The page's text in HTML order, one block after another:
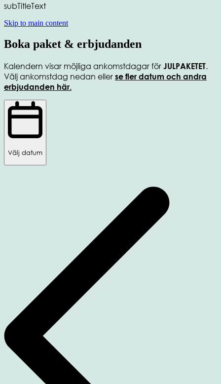
subTitleText
Skip to main content
Boka paket & erbjudanden
Kalendern visar möjliga ankomstdagar för JULPAKETET.
Välj ankomstdag nedan eller se fler datum och andra
erbjudanden här.
Välj datum